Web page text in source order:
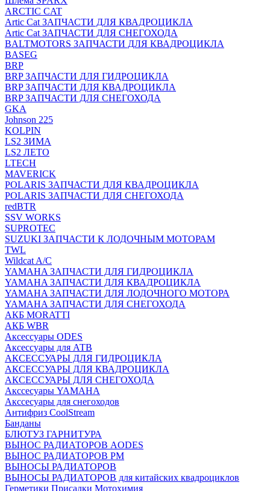
ARCTIC CAT
Artic Cat ЗАПЧАСТИ ДЛЯ КВАДРОЦИКЛА
Artic Cat ЗАПЧАСТИ ДЛЯ СНЕГОХОДА
BALTMOTORS ЗАПЧАСТИ ДЛЯ КВАДРОЦИКЛА
BASEG
BRP
BRP ЗАПЧАСТИ ДЛЯ ГИДРОЦИКЛА
BRP ЗАПЧАСТИ ДЛЯ КВАДРОЦИКЛА
BRP ЗАПЧАСТИ ДЛЯ СНЕГОХОДА
GKA
Johnson 225
KOLPIN
LS2 ЗИМА
LS2 ЛЕТО
LTECH
MAVERICK
POLARIS ЗАПЧАСТИ ДЛЯ КВАДРОЦИКЛА
POLARIS ЗАПЧАСТИ ДЛЯ СНЕГОХОДА
redBTR
SSV WORKS
SUPROTEC
SUZUKI ЗАПЧАСТИ К ЛОДОЧНЫМ МОТОРАМ
TWL
Wildcat A/C
YAMAHA ЗАПЧАСТИ ДЛЯ ГИДРОЦИКЛА
YAMAHA ЗАПЧАСТИ ДЛЯ КВАДРОЦИКЛА
YAMAHA ЗАПЧАСТИ ДЛЯ ЛОДОЧНОГО МОТОРА
YAMAHA ЗАПЧАСТИ ДЛЯ СНЕГОХОДА
АКБ MORATTI
АКБ WBR
Аксессуары ODES
Аксессуары для АТВ
АКСЕССУАРЫ ДЛЯ ГИДРОЦИКЛА
АКСЕССУАРЫ ДЛЯ КВАДРОЦИКЛА
АКСЕССУАРЫ ДЛЯ СНЕГОХОДА
Акссесуары YAMAHA
Акссесуары для снегоходов
Антифриз CoolStream
Банданы
БЛЮТУЗ ГАРНИТУРА
ВЫНОС РАДИАТОРОВ AODES
ВЫНОС РАДИАТОРОВ РМ
ВЫНОСЫ РАДИАТОРОВ
ВЫНОСЫ РАДИАТОРОВ для китайских квадроциклов
Герметики Присадки Мотохимия